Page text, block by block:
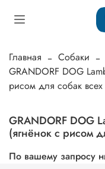
Главная Собаки
GRANDORF DOG
рисом для собак
GRANDORF DOG
(ягнёнок с рисом
По вашему запросу